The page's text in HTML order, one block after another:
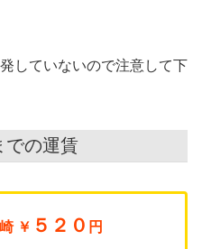
していないので注意して下
での運賃
￥ ５２０ 円